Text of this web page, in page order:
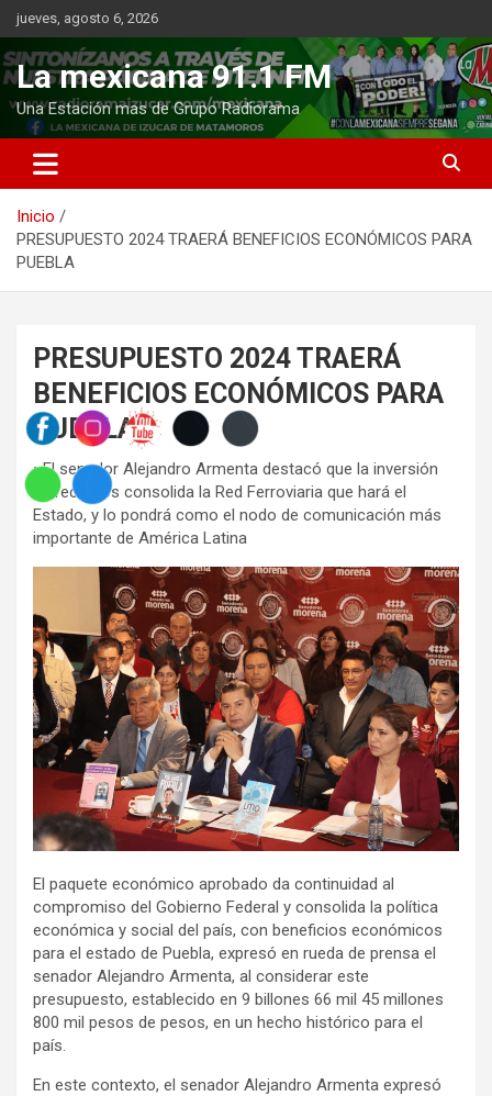
Saltar
al
contenido
jueves, agosto 6, 2026
La mexicana 91.1 FM
Una Estación mas de Grupo Radiorama
Inicio
PRESUPUESTO 2024 TRAERÁ BENEFICIOS ECONÓMICOS PARA
PUEBLA
PRESUPUESTO 2024 TRAERÁ
BENEFICIOS ECONÓMICOS PARA
PUEBLA
• El senador Alejandro Armenta destacó que la inversión
de recursos consolida la Red Ferroviaria que hará el
Estado, y lo pondrá como el nodo de comunicación más
importante de América Latina
El paquete económico aprobado da continuidad al
compromiso del Gobierno Federal y consolida la política
económica y social del país, con beneficios económicos
para el estado de Puebla, expresó en rueda de prensa el
senador Alejandro Armenta, al considerar este
presupuesto, establecido en 9 billones 66 mil 45 millones
800 mil pesos de pesos, en un hecho histórico para el
país.
En este contexto, el senador Alejandro Armenta expresó